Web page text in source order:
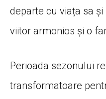
departe cu viața sa
viitor armonios și o
Perioada sezonului
transformatoare